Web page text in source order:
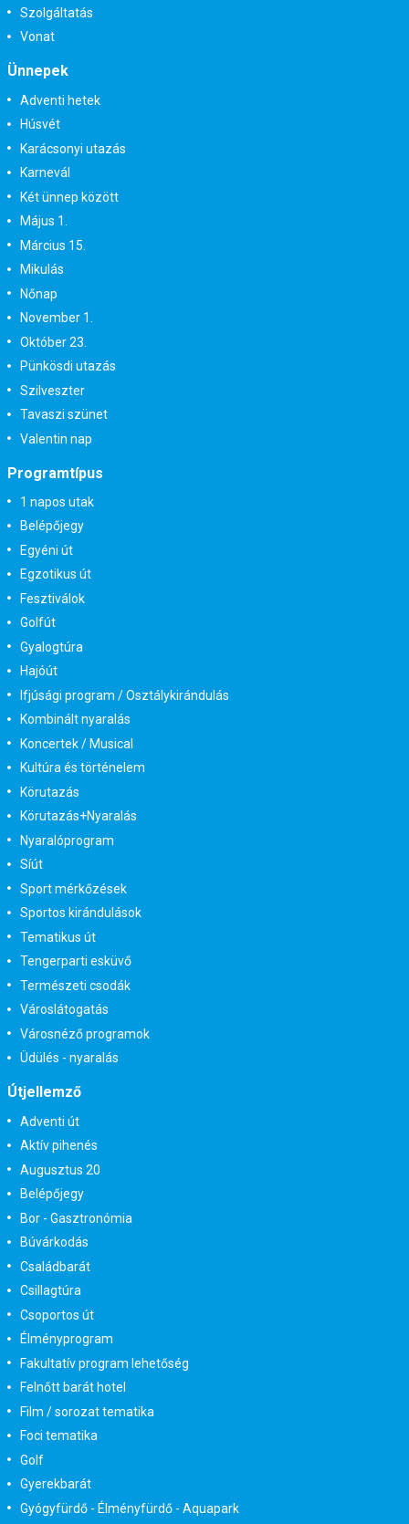
Szolgáltatás
Vonat
Ünnepek
Adventi hetek
Húsvét
Karácsonyi utazás
Karnevál
Két ünnep között
Május 1.
Március 15.
Mikulás
Nőnap
November 1.
Október 23.
Pünkösdi utazás
Szilveszter
Tavaszi szünet
Valentin nap
Programtípus
1 napos utak
Belépőjegy
Egyéni út
Egzotikus út
Fesztiválok
Golfút
Gyalogtúra
Hajóút
Ifjúsági program / Osztálykirándulás
Kombinált nyaralás
Koncertek / Musical
Kultúra és történelem
Körutazás
Körutazás+Nyaralás
Nyaralóprogram
Síút
Sport mérkőzések
Sportos kirándulások
Tematikus út
Tengerparti esküvő
Természeti csodák
Városlátogatás
Városnéző programok
Üdülés - nyaralás
Útjellemző
Adventi út
Aktív pihenés
Augusztus 20
Belépőjegy
Bor - Gasztronómia
Búvárkodás
Családbarát
Csillagtúra
Csoportos út
Élményprogram
Fakultatív program lehetőség
Felnőtt barát hotel
Film / sorozat tematika
Foci tematika
Golf
Gyerekbarát
Gyógyfürdő - Élményfürdő - Aquapark